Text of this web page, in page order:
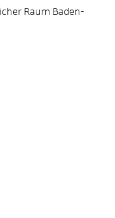
Raum Baden-